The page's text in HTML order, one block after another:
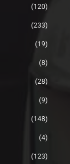
(120)
(233)
(19)
(8)
(28)
(9)
(148)
(4)
(123)